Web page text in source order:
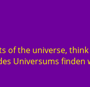
of the universe,
Universums